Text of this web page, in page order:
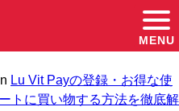
MENU
Lu Vit Payの登録・お得な使
トに買い物する方法を徹底解